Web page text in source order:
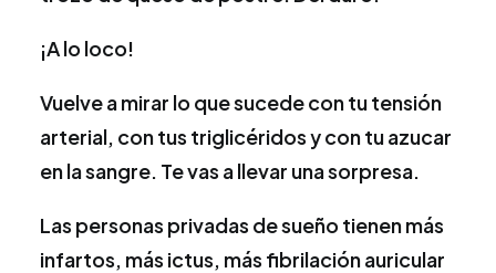
¡A lo loco!
Vuelve a mirar lo que sucede con tu tensión
arterial, con tus triglicéridos y con tu azucar
en la sangre. Te vas a llevar una sorpresa.
Las personas privadas de sueño tienen más
infartos, más ictus, más fibrilación auricular